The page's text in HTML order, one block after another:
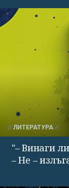
ЛИТЕРАТУРА
"– Винаги
– Не –